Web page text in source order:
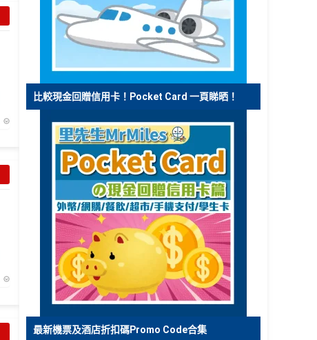
比較現金回贈信用卡！Pocket Card 一頁睇晒！
最新機票及酒店折扣碼Promo Code合集